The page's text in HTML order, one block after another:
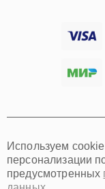
Хабаровск
Омск
Красноярск
Пермь
Используем
персонализации
предусмотренных